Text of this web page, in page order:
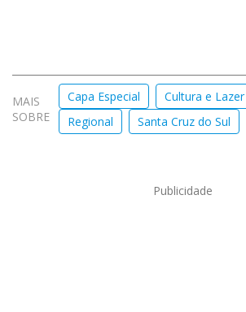
MAIS
SOBRE
Capa Especial Cultura e Lazer
Regional
Santa Cruz do Sul
Publicidade